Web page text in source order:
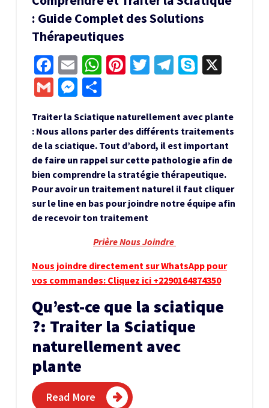
: Guide Complet des Solutions
Thérapeutiques
Facebook
EmailWhatsApp
Pinterest
Twitter
Telegram
Skype
GmailMessenger
Traiter la Sciatique naturellement avec plante
: Nous allons parler des différents traitements
de la sciatique. Tout d’abord, il est important
de faire un rappel sur cette pathologie afin de
bien comprendre la stratégie thérapeutique.
Pour avoir un traitement naturel il faut cliquer
sur le line en bas pour joindre notre équipe afin
de recevoir ton traitement
Prière Nous Joindre
Nous joindre directement sur WhatsApp pour
vos commandes: Cliquez ici +2290164874350
Qu’est-ce que la sciatique
?: Traiter la Sciatique
naturellement avec
plante
Read More